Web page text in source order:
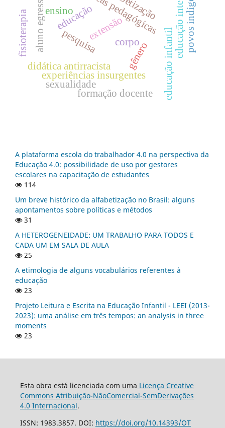
educação
corpo
ensino
pesquisaextensão
didática antirracista
experiências insurgentes
educação infantil
educação integral
aluno egresso
fisioterapia gênero
sexualidade
formação docente
povos indígenas
A plataforma escola do trabalhador 4.0 na perspectiva da
Educação 4.0: possibilidade de uso por gestores
escolares na capacitação de estudantes
114
Um breve histórico da alfabetização no Brasil: alguns
apontamentos sobre políticas e métodos
31
A HETEROGENEIDADE: UM TRABALHO PARA TODOS E
CADA UM EM SALA DE AULA
25
A etimologia de alguns vocabulários referentes à
educação
23
Projeto Leitura e Escrita na Educação Infantil - LEEI (2013-
2023): uma análise em três tempos: an analysis in three
moments
23
Esta obra está licenciada com uma Licença Creative
Commons Atribuição-NãoComercial-SemDerivações
4.0 Internacional.
ISSN: 1983.3857. DOI: https://doi.org/10.14393/OT